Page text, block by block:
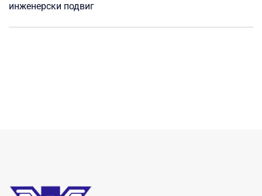
инженерски подвиг